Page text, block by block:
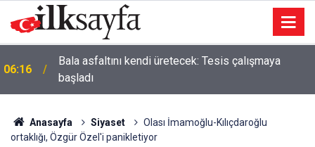
06:16
Bala asfaltını kendi üretecek: Tesis çalışmaya
başladı
Anasayfa Siyaset
Olası İmamoğlu-Kılıçdaroğlu
ortaklığı, Özgür Özel'i panikletiyor